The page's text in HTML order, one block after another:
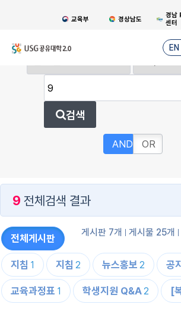
교육부 경상남도
경남
센터
EN
검색
AND OR
9 전체검색 결과
게시판 7개 게시물 25개
전체게시판
지침 1 지침 2 뉴스홍보 2 공
교육과정표 1 학생지원 Q&A2 [